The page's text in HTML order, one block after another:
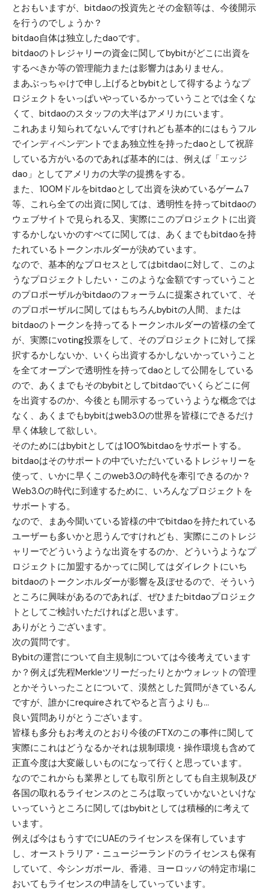
とおもいますが、bitdaoの投資先とその金額等は、今後開示
を行うのでしょうか？
bitdao自体は独立したdaoです。
bitdaoのトレジャリーの資金に関してbybitがどこに出資を
するべきか等の管理能力または影響力はありません。
まあぶっちゃけで申し上げるとbybitとして得するようなプ
ロジェクトをいっぱいやっているかっていうことでは全くな
くて、bitdaoのスタッフの大半はアメリカにいます。
これあまり知られてないんですけれども基本的にはもうフル
でインディペンデントでまあ独立性を持ったdaoとして祝辞
している方がいるのであれば基本的には、例えば「エッジ
dao」としてアメリカの大学の提携をする。
また、100Mドルをbitdaoとして出資を決めているゲーム7
等、これら全ての出資に関しては、透明性を持ってbitdaoの
ウェブサイトで見られる又、実際にこのプロジェクトに出資
するかしないかのすべてに関しては、あくまでもbitdaoを持
たれているトークンホルダーが決めています。
なので、基本的なプロセスとしてはbitdaoに対して、このよ
うなプロジェクトしたい・このような金額ですっていうこと
のプロポーザルがbitdaoのフォーラムに提案されていて、そ
のプロポーザルに関してはもちろんbybitの人間、または
bitdaoのトークンを持ってるトークンホルダーの皆様の全て
が、実際にvoting投票をして、そのプロジェクトに対して採
択するかしないか、いくら出資するかしないかっていうこと
を全てオープンで透明性を持ってdaoとして公開をしている
ので、あくまでもそのbybitとしてbitdaoでいくらどこに何
を出資するのか、今後とも開示するっていうような概念では
なく、あくまでもbybitはweb3.0の世界を皆様にできるだけ
早く体験して欲しい。
そのためにはbybitとしては100%bitdaoをサポートする。
bitdaoはそのサポートの中でいただいているトレジャリーを
使って、いかに早くこのweb3.0の時代を牽引できるのか？
Web3.0の時代に到達するために、いろんなプロジェクトを
サポートする。
なので、まあ今聞いている皆様の中でbitdaoを持たれている
ユーザーも多いかと思うんですけれども、実際にこのトレジ
ャリーでどういうような出資をするのか、どういうようなプ
ロジェクトに加盟するかってに関してはダイレクトにいち
bitdaoのトークンホルダーが影響を及ぼせるので、そういう
ところに興味があるのであれば、ぜひまたbitdaoプロジェク
トとしてご検討いただければと思います。
ありがとうございます。
次の質問です。
Bybitの運営について自主規制については今後考えています
か？例えば先程Merkleツリーだったりとかウォレットの管理
とかそういったことについて、漠然とした質問がきているん
ですが、誰かにrequireされてやると言うよりも…
良い質問ありがとうございます。
皆様も多分もお考えのとおり今後のFTXのこの事件に関して
実際にこれはどうなるかそれは規制環境・操作環境も含めて
正直今度は大変厳しいものになって行くと思っています。
なのでこれからも業界としても取引所としても自主規制及び
各国の取れるライセンスのところは取っていかないといけな
いっていうところに関してはbybitとしては積極的に考えて
います。
例えば今はもうすでにUAEのライセンスを保有しています
し、オーストラリア・ニュージーランドのライセンスも保有
していて、今シンガポール、香港、ヨーロッパの特定市場に
おいてもライセンスの申請をしていっています。